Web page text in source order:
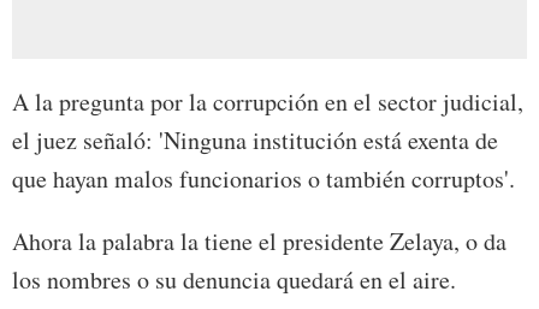
A la pregunta por la corrupción en el sector judicial,
el juez señaló: 'Ninguna institución está exenta de
que hayan malos funcionarios o también corruptos'.
Ahora la palabra la tiene el presidente Zelaya, o da
los nombres o su denuncia quedará en el aire.